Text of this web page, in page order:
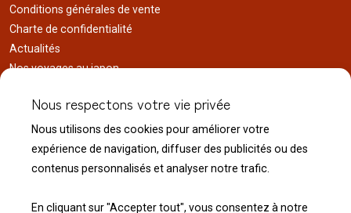
Conditions générales de vente
Charte de confidentialité
Actualités
Nos voyages au japon
Liens utiles
Service client
Nous contacter
Modalité de retour
Nous respectons votre vie privée
Nous utilisons des cookies pour améliorer votre
expérience de navigation, diffuser des publicités ou des
contenus personnalisés et analyser notre trafic.
En cliquant sur "Accepter tout", vous consentez à notre